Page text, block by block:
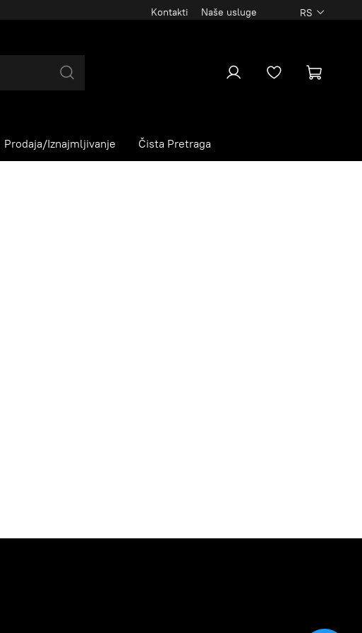
Kontakti Naše usluge RS
Prodaja/Iznajmljivanje Čista Pretraga